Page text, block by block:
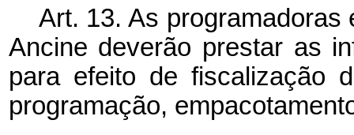
Art. 13. As
Ancine deverão prestar as
para efeito de fiscalização
programação,